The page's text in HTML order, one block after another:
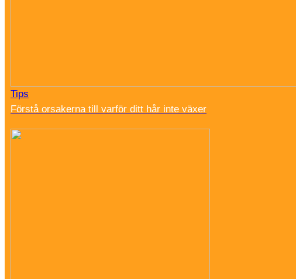
Tips
Förstå orsakerna till varför ditt hår inte växer